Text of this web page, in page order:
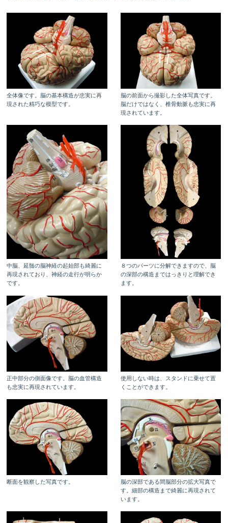
全体像です。脳の基本構造が忠実に再
現された精巧な模型です。
脳の前面から撮影した全体写真です。
脳だけではなく、椎骨動脈も忠実に再
現されています。
中脳、延髄の脳神経の起始部も綺麗に
再現されており、神経の走行が明らか
です。
８つのパーツに分解できますので、脳
の深部の構造まではっきりと理解でき
ます。
正中部分の側面像です。脳の血管構造
も忠実に再現されています。
使用しない時は、スタンドに乗せて置
くことができます。
断面を観察した写真です。
脳の深部である間脳部分の拡大写真で
す。細部の構造まで綺麗に再現されて
います。